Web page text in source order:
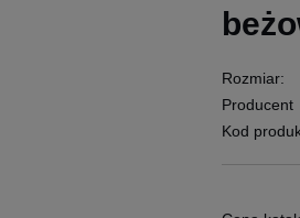
Rozmiar:
Producent
Kod